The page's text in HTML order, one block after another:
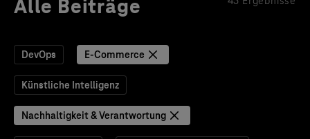
Alle Beiträge
DevOps E-Commerce
Künstliche Intelligenz
Nachhaltigkeit & Verantwortung